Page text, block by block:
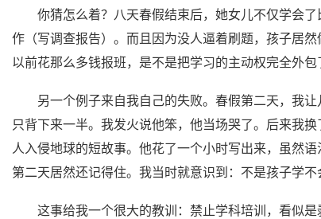
你猜怎么着？八天春假结束后，她女儿不仅学会
作（写调查报告）。而且因为没人逼着刷题，孩子居
以前花那么多钱报班，是不是把学习的主动权完全外包
另一个例子来自我自己的失败。春假第二天，我
只背下来一半。我发火说他笨，他当场哭了。后来我
人入侵地球的短故事。他花了一个小时写出来，虽然
第二天居然还记得住。我当时就意识到：不是孩子学不
这事给我一个很大的教训：禁止学科培训，看似